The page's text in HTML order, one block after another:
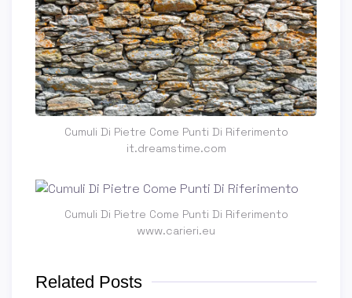
Cumuli Di Pietre Come Punti Di Riferimento
it.dreamstime.com
Cumuli Di Pietre Come Punti Di Riferimento
www.carieri.eu
Related Posts